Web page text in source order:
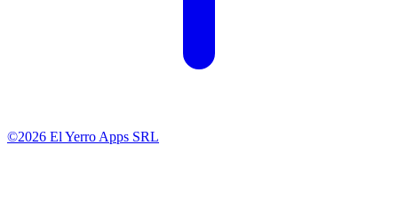
©2026 El Yerro Apps SRL